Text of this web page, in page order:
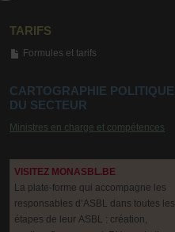
TARIFS
Formules et tarifs
CARTOGRAPHIE POLITIQUE
DU SECTEUR
Ministres en charge et compétences
VISITEZ MONASBL.BE
La plate-forme qui accompagne les
responsables d’ASBL dans toutes les
étapes de leur ASBL : création,